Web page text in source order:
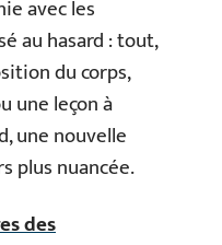
avec les
au hasard : tout,
du corps,
une leçon à
une nouvelle
plus nuancée.
des